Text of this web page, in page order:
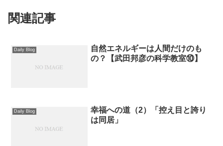
関連記事
Daily Blog
自然エネルギーは人間だけのも
の？【武田邦彦の科学教室⑩】
Daily Blog
幸福への道（2）「控え目と誇り
は同居」